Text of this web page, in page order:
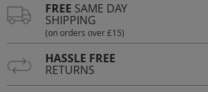
FREE SAME DAY
SHIPPING
(on orders over £15)
HASSLE FREE
RETURNS